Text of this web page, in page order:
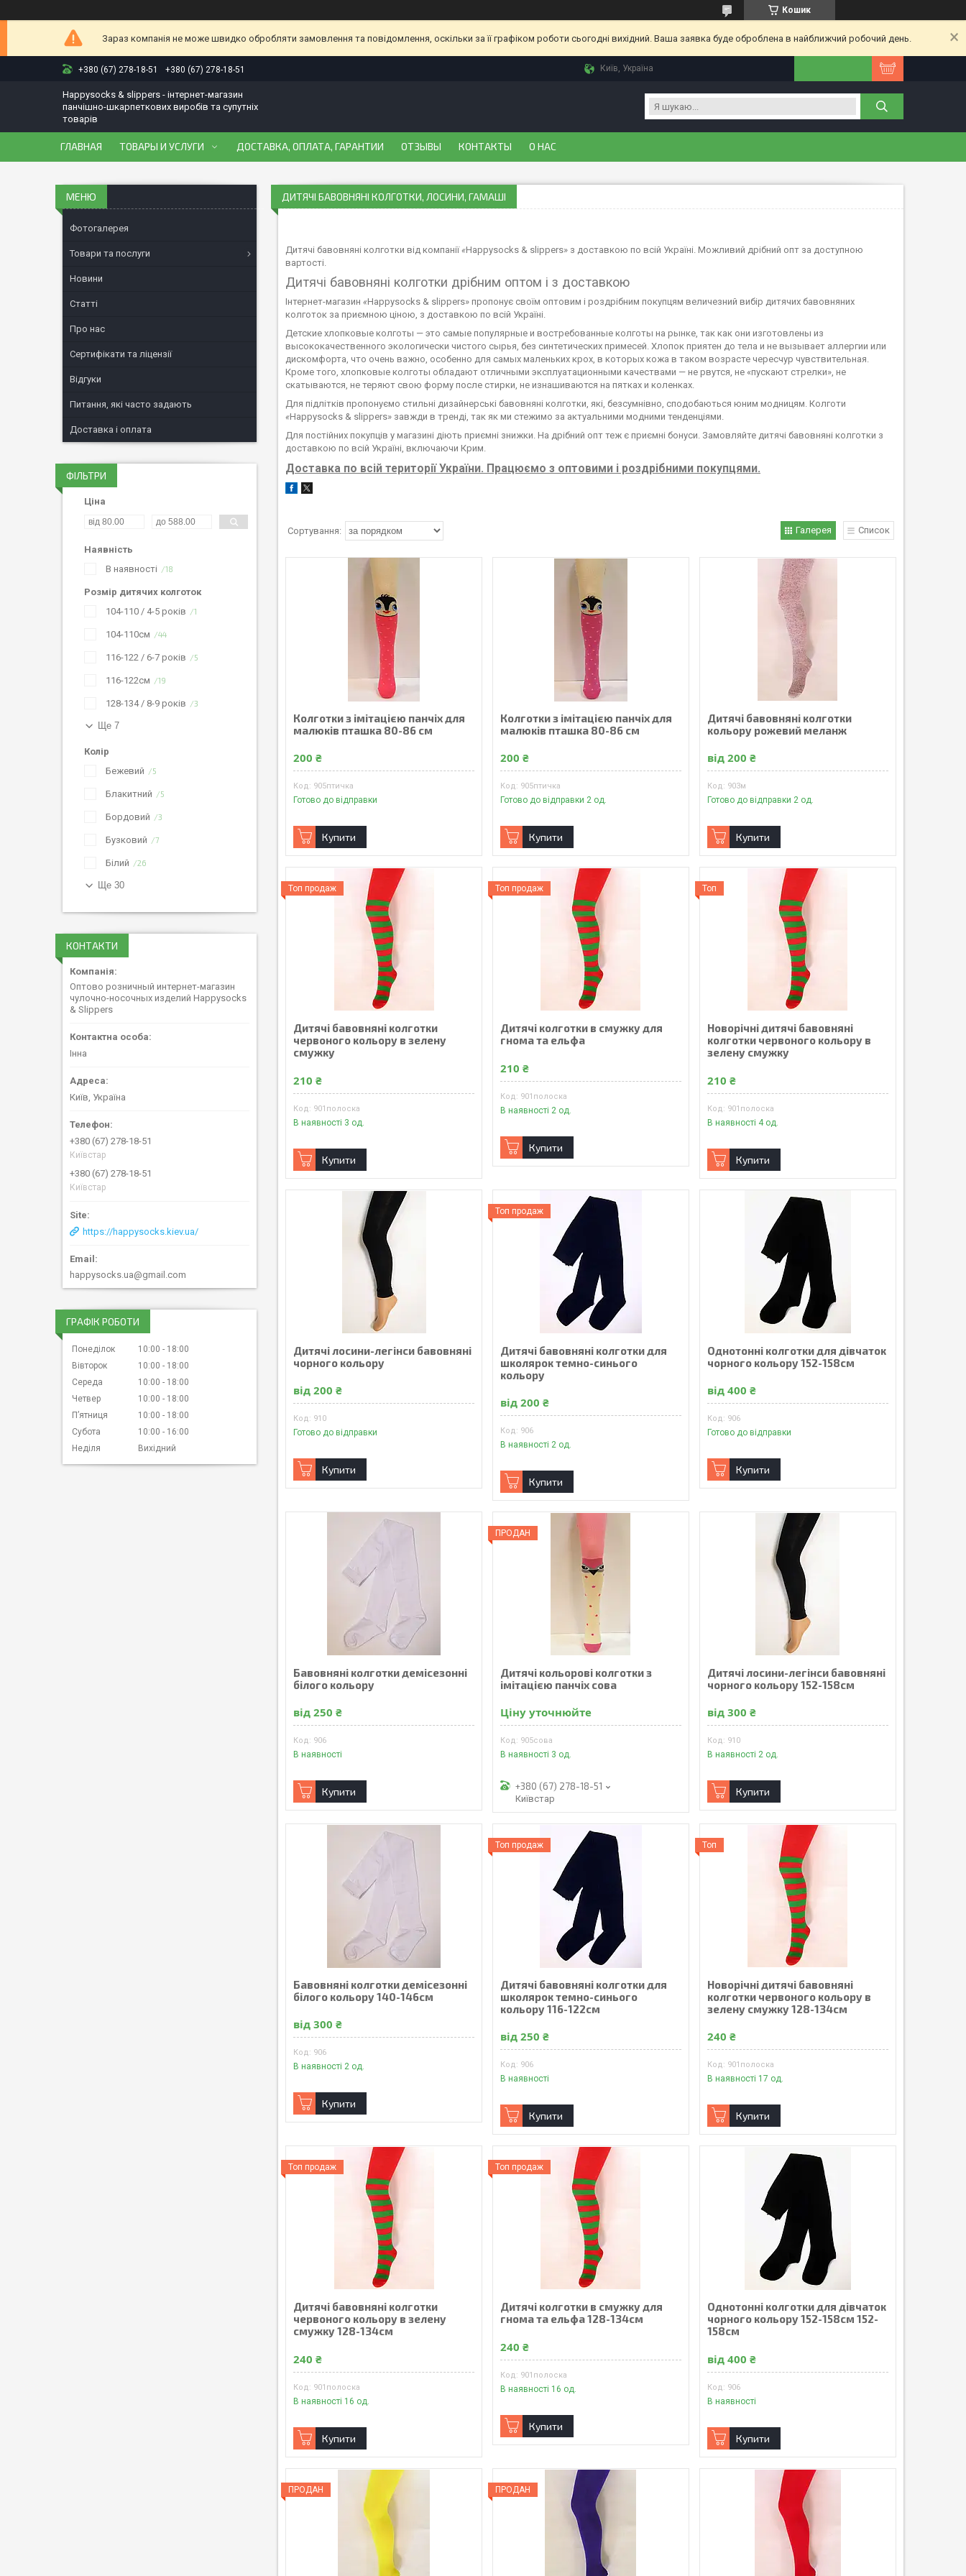
Кошик
Зараз компанія не може швидко обробляти замовлення та повідомлення, оскільки за її графіком роботи сьогодні вихідний. Ваша заявка буде оброблена в найближчий робочий день.
+380 (67) 278-18-51 +380 (67) 278-18-51 Київ, Україна
Happysocks & slippers - інтернет-магазин
панчішно-шкарпеткових виробів та супутніх
товарів
ГЛАВНАЯ ТОВАРЫ И УСЛУГИ ДОСТАВКА, ОПЛАТА, ГАРАНТИИ ОТЗЫВЫ КОНТАКТЫ О НАС
ДИТЯЧІ БАВОВНЯНІ КОЛГОТКИ, ЛОСИНИ, ГАМАШІ
Дитячі бавовняні колготки від компанії«Happysocks & slippers» з доставкою по всій Україні. Можливий дрібний опт за доступною
вартості.
Дитячі бавовняні колготки дрібним оптом і з доставкою
Інтернет-магазин «Happysocks & slippers» пропонує своїм оптовим і роздрібним покупцям величезний вибір дитячих бавовняних
колготок за приємною ціною, з доставкою по всій Україні.
Детские хлопковые колготы — это самые популярные и востребованные колготы на рынке, так как они изготовлены из
высококачественного экологически чистого сырья, без синтетических примесей. Хлопок приятен до тела и не вызывает аллергии или
дискомфорта, что очень важно, особенно для самых маленьких крох, в которых кожа в таком возрасте чересчур чувствительная.
Кроме того, хлопковые колготы обладают отличными эксплуатационными качествами — не рвутся, не «пускают стрелки», не
скатываются, не теряют свою форму после стирки, не изнашиваются на пятках и коленках.
Для підлітків пропонуємо стильні дизайнерські бавовняні колготки, які, безсумнівно, сподобаються юним модницям. Колготи
«Happysocks & slippers» завжди в тренді, так як ми стежимо за актуальними модними тенденціями.
Для постійних покупців у магазині діють приємні знижки. На дрібний опт теж є приємні бонуси. Замовляйте дитячі бавовняні колготки з
доставкою по всій Україні, включаючи Крим.
Доставка по всій території України. Працюємо з оптовими і роздрібними покупцями.
Галерея Список
Колготки з імітацією панчіх для
малюків пташка 80-86 см
200 ₴
905птичка
Готово до відправки
Купити
Колготки з імітацією панчіх для
малюків пташка 80-86 см
200 ₴
905птичка
Готово до відправки 2 од.
Купити
Дитячі бавовняні колготки
кольору рожевий меланж
від 200 ₴
903м
Готово до відправки 2 од.
Купити
Топ продаж
Дитячі бавовняні колготки
червоного кольору в зелену
смужку
210 ₴
901полоска
В наявності 3 од.
Купити
Топ продаж
Дитячі колготки в смужку для
гнома та ельфа
210 ₴
901полоска
В наявності 2 од.
Купити
Топ
Новорічні дитячі бавовняні
колготки червоного кольору в
зелену смужку
210 ₴
901полоска
В наявності 4 од.
Купити
Дитячі лосини-легінси бавовняні
чорного кольору
від 200 ₴
910
Готово до відправки
Купити
Топ продаж
Дитячі бавовняні колготки для
школярок темно-синього
кольору
від 200 ₴
906
В наявності 2 од.
Купити
Однотонні колготки для дівчаток
чорного кольору 152-158см
від 400 ₴
906
Готово до відправки
Купити
Бавовняні колготки демісезонні
білого кольору
від 250 ₴
906
В наявності
Купити
ПРОДАН
Дитячі кольорові колготки з
імітацією панчіх сова
Ціну уточнюйте
905сова
В наявності 3 од.
+380 (67) 278-18-51
Київстар
Дитячі лосини-легінси бавовняні
чорного кольору 152-158см
від 300 ₴
910
В наявності 2 од.
Купити
Бавовняні колготки демісезонні
білого кольору 140-146см
від 300 ₴
906
В наявності 2 од.
Купити
Топ продаж
Дитячі бавовняні колготки для
школярок темно-синього
кольору 116-122см
від 250 ₴
906
В наявності
Купити
Топ
Новорічні дитячі бавовняні
колготки червоного кольору в
зелену смужку 128-134см
240 ₴
901полоска
В наявності 17 од.
Купити
Топ продаж
Дитячі бавовняні колготки
червоного кольору в зелену
смужку 128-134см
240 ₴
901полоска
В наявності 16 од.
Купити
Топ продаж
Дитячі колготки в смужку для
гнома та ельфа 128-134см
240 ₴
901полоска
В наявності 16 од.
Купити
Однотонні колготки для дівчаток
чорного кольору 152-158см 152-
158см
від 400 ₴
906
В наявності
Купити
ПРОДАН ПРОДАН
Фотогалерея
Товари та послуги
Новини
Статті
Про нас
Сертифікати та ліцензії
Відгуки
Питання, які часто задають
Доставка і оплата
ФІЛЬТРИ
Ціна
Наявність
В наявності
18
Розмір дитячих колготок
104-110 / 4-5 років
1
104-110см 44
116-122 / 6-7 років 5
116-122см 19
128-134 / 8-9 років 3
Ще 7
Колір
Бежевий
5
Блакитний 5
Бордовий 3
Бузковий 7
Білий 26
Ще 30
КОНТАКТИ
Оптово розничный интернет-магазин
чулочно-носочных изделий Happysocks
& Slippers
Інна
Київ, Україна
+380 (67) 278-18-51
Київстар
+380 (67) 278-18-51
Київстар
https://happysocks.kiev.ua/
happysocks.ua@gmail.com
ГРАФІК РОБОТИ
Понеділок 10:00
18:00
Вівторок
10:00
18:00
Середа
10:00
18:00
Четвер
10:00
18:00
Пʼятниця
10:00
18:00
Субота
10:00
16:00
Неділя
Вихідний